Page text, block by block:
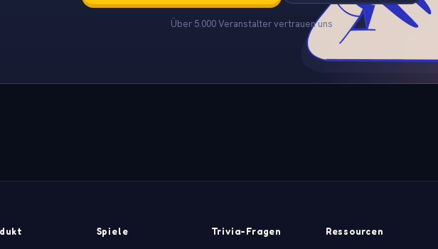
Über 5.000 Veranstalter vertrauen uns
Spiele Trivia-Fragen Ressourcen